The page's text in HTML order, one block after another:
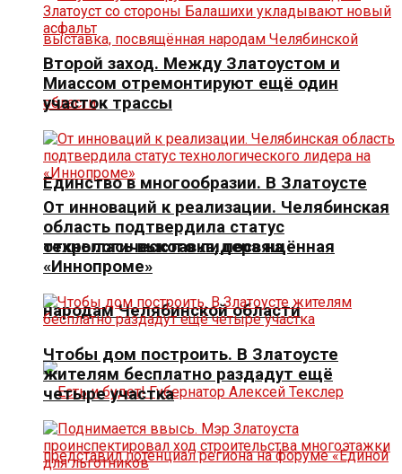
Единство в многообразии. В Златоусте
открылась выставка, посвящённая
народам Челябинской области
Второй заход. Между Златоустом и
Миассом отремонтируют ещё один
участок трассы
От инноваций к реализации. Челябинская
область подтвердила статус
технологического лидера на
«Иннопроме»
Чтобы дом построить. В Златоусте
жителям бесплатно раздадут ещё
четыре участка